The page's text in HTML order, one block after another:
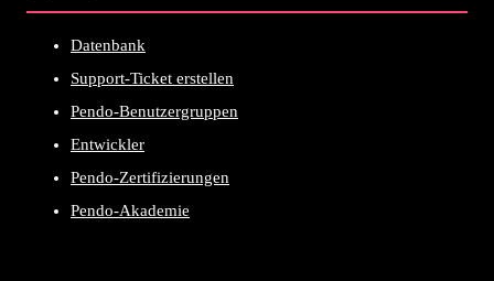
Datenbank
Support-Ticket erstellen
Pendo-Benutzergruppen
Entwickler
Pendo-Zertifizierungen
Pendo-Akademie